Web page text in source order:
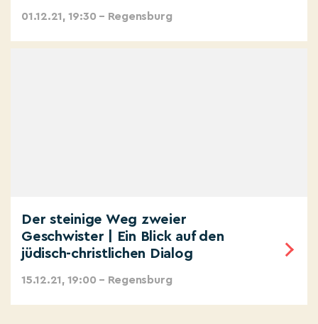
01.12.21, 19:30 – Regensburg
Der steinige Weg zweier
Geschwister | Ein Blick auf den
jüdisch-christlichen Dialog
15.12.21, 19:00 – Regensburg